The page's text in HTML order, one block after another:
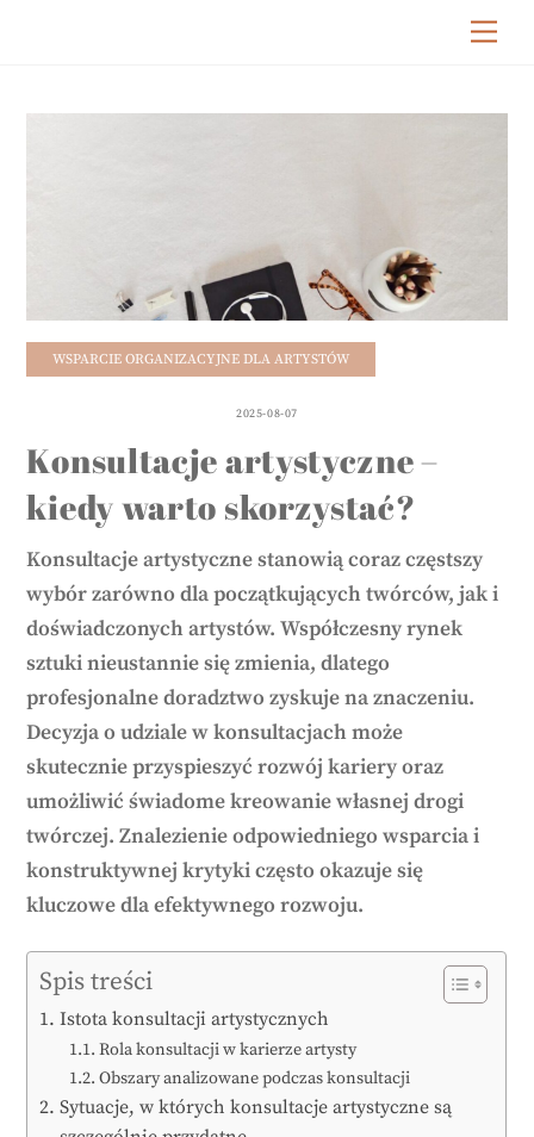
2025-08-07
Konsultacje artystyczne –
kiedy warto skorzystać?
WSPARCIE ORGANIZACYJNE DLA ARTYSTÓW
Konsultacje artystyczne stanowią coraz częstszy
wybór zarówno dla początkujących twórców, jak i
doświadczonych artystów. Współczesny rynek
sztuki nieustannie się zmienia, dlatego
profesjonalne doradztwo zyskuje na znaczeniu.
Decyzja o udziale w konsultacjach może
skutecznie przyspieszyć rozwój kariery oraz
umożliwić świadome kreowanie własnej drogi
twórczej. Znalezienie odpowiedniego wsparcia i
konstruktywnej krytyki często okazuje się
kluczowe dla efektywnego rozwoju.
Spis treści
Istota konsultacji artystycznych
Rola konsultacji w karierze artysty
Obszary analizowane podczas konsultacji
Sytuacje, w których konsultacje artystyczne są